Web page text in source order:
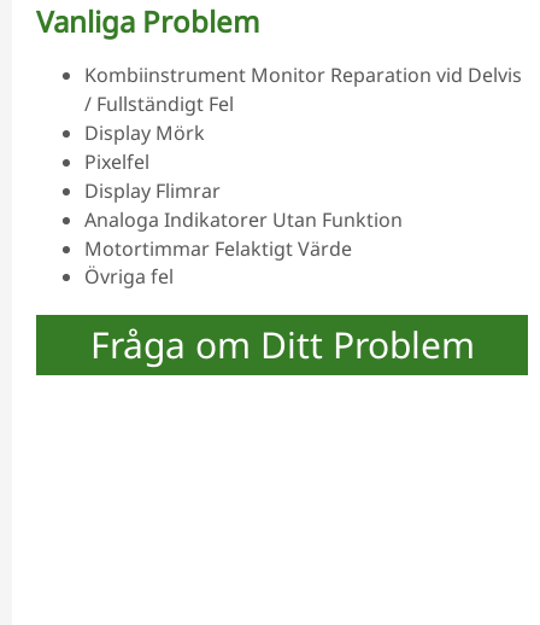
Vanliga Problem
Kombiinstrument Monitor Reparation vid Delvis
/ Fullständigt Fel
Display Mörk
Pixelfel
Display Flimrar
Analoga Indikatorer Utan Funktion
Motortimmar Felaktigt Värde
Övriga fel
Fråga om Ditt Problem